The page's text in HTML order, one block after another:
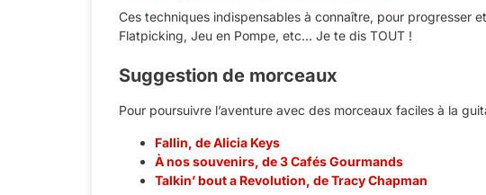
Ces techniques indispensables à connaître, pour progresser
Flatpicking, Jeu en Pompe, etc... Je te dis TOUT !
Suggestion de morceaux
Pour poursuivre l’aventure avec des morceaux faciles à la
Fallin, de Alicia Keys
À nos souvenirs, de 3 Cafés Gourmands
Talkin’ bout a Revolution, de Tracy Chapman